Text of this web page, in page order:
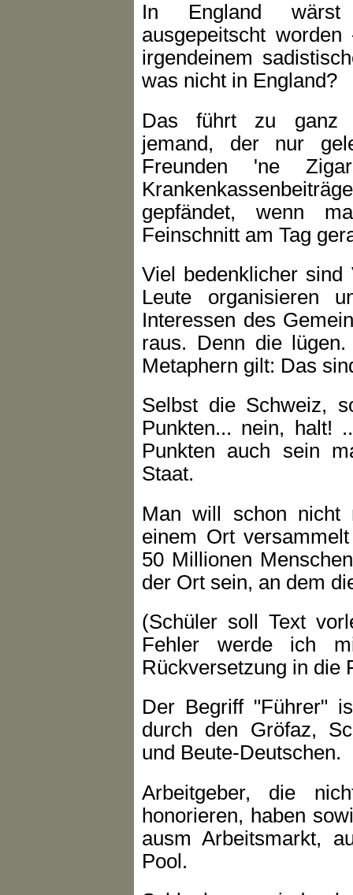
In England wärst
ausgepeitscht
irgendeinem
was nicht in England?
Das führt zu ganz
jemand, der nur
Freunden 'ne
gepfändet, wenn
Feinschnitt am Tag
Viel bedenklicher sind
Leute organisieren
Interessen des
raus. Denn die
Metaphern gilt: Das
Selbst die Schweiz,
Punkten... nein, halt!
Punkten auch sein
Staat.
Man will schon nicht
einem Ort
50 Millionen
der Ort sein, an dem
(Schüler soll Text
Fehler werde ich
Rückversetzung in die
Der Begriff "Führer"
durch den Gröfaz,
und Beute-Deutschen.
Arbeitgeber, die
honorieren, haben
ausm Arbeitsmarkt,
Pool.